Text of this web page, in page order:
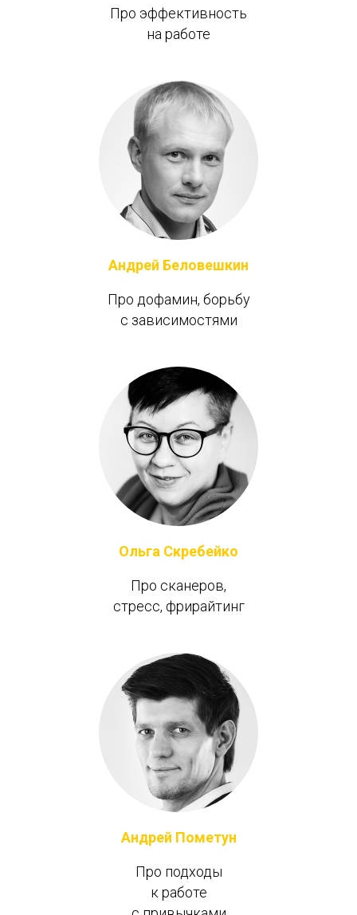
Про эффективность
на работе
Андрей Беловешкин
Про дофамин, борьбу
с зависимостями
Ольга Скребейко
Про сканеров,
стресс, фрирайтинг
Андрей Пометун
Про подходы
к работе